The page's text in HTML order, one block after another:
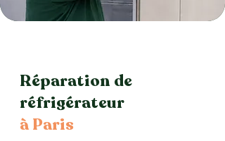
Réparation de
réfrigérateur
à Paris